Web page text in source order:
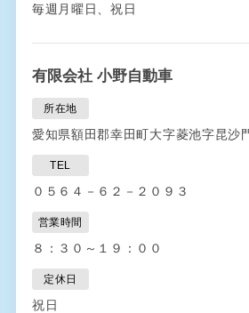
毎週月曜日、祝日
有限会社 小野自動車
所在地
愛知県額田郡幸田町大字菱池字昆沙
TEL
０５６４－６２－２０９３
営業時間
８：３０～１９：００
定休日
祝日